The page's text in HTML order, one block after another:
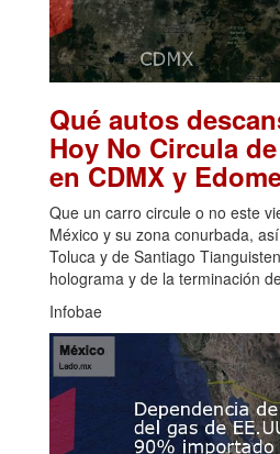
Qué autos
Hoy No Circula
en CDMX y
Que un carro circule o no este
México y su zona conurbada,
Toluca y de Santiago
holograma y de la terminación
Infobae